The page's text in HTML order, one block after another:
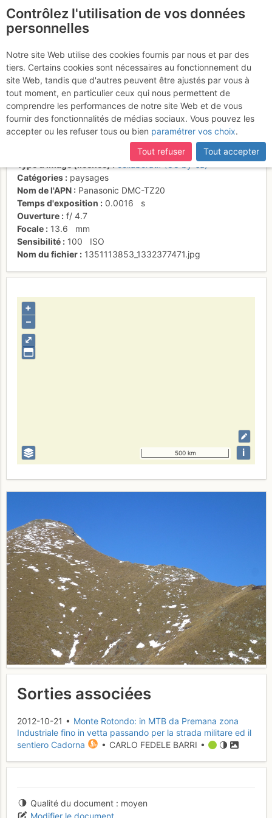
Versante di salita e
discesa dal Monte Rotondo
Activités
Date/heure
CARLO FEDELE BARRI
collaboratif (CC by-sa)
Catégories
paysages
Nom de l'APN
Panasonic DMC-TZ20
Temps d'exposition
0.0016
s
Ouverture
f/ 4.7
Focale
13.6
mm
Sensibilité
100
ISO
Nom du fichier
1351113853_1332377471.jpg
⤢
+
–
500 km i
Sorties associées
2012-10-21 • Monte Rotondo: in MTB da Premana zona
Industriale fino in vetta passando per la strada militare ed il
sentiero Cadorna
• CARLO FEDELE BARRI •
Qualité du document
moyen
Modifier le document
Contrôlez l'utilisation de vos données
personnelles
Notre site Web utilise des cookies fournis par nous et par des
tiers. Certains cookies sont nécessaires au fonctionnement du
site Web, tandis que d'autres peuvent être ajustés par vous à
tout moment, en particulier ceux qui nous permettent de
comprendre les performances de notre site Web et de vous
fournir des fonctionnalités de médias sociaux. Vous pouvez les
accepter ou les refuser tous ou bien paramétrer vos choix.
Tout refuser
Tout accepter